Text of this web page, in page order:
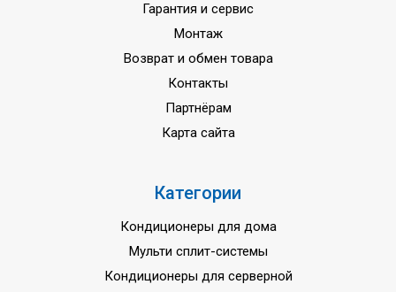
Гарантия и сервис
Монтаж
Возврат и обмен товара
Контакты
Партнёрам
Карта сайта
Категории
Кондиционеры для дома
Мульти сплит-системы
Кондиционеры для серверной